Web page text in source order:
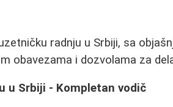
radnju u Srbiji, sa
obavezama i dozvolama za
u Srbiji - Kompletan vodič